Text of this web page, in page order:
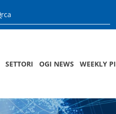
SETTORI OGI NEWS WEEKLY